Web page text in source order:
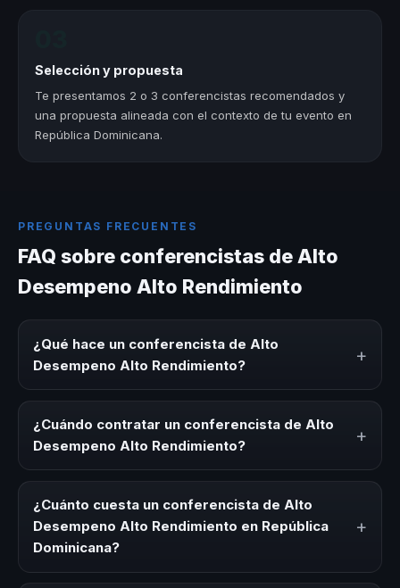
Selección y propuesta
Te presentamos 2 o 3 conferencistas recomendados y
una propuesta alineada con el contexto de tu evento en
República Dominicana.
PREGUNTAS FRECUENTES
FAQ sobre conferencistas de Alto
Desempeno Alto Rendimiento
¿Qué hace un conferencista de Alto
Desempeno Alto Rendimiento?
+
un experto que comparte conocimiento, estrategias y
experiencias sobre este tema en eventos corporativos,
convenciones y seminarios. Su objetivo es generar
reflexión, inspiración y herramientas aplicables para la
¿Cuándo contratar un conferencista de Alto
Desempeno Alto Rendimiento?
+
Alto Rendimiento para kick-offs, convenciones anuales,
programas de desarrollo, eventos de integración o
cuando tu organización necesita impulsar un cambio
cultural relacionado con esta temática.
¿Cuánto cuesta un conferencista de Alto
Desempeno Alto Rendimiento en República
Dominicana?
+